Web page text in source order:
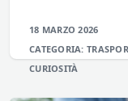
18 MARZO 2026
CATEGORIA:
CURIOSITÀ